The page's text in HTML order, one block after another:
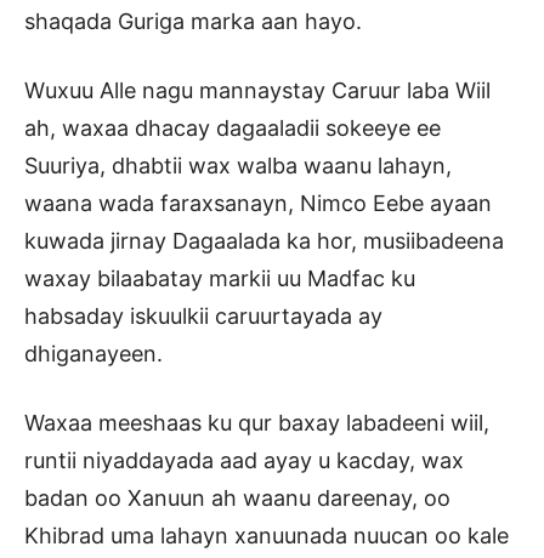
shaqada Guriga marka aan hayo.
Wuxuu Alle nagu mannaystay Caruur laba Wiil
ah, waxaa dhacay dagaaladii sokeeye ee
Suuriya, dhabtii wax walba waanu lahayn,
waana wada faraxsanayn, Nimco Eebe ayaan
kuwada jirnay Dagaalada ka hor, musiibadeena
waxay bilaabatay markii uu Madfac ku
habsaday iskuulkii caruurtayada ay
dhiganayeen.
Waxaa meeshaas ku qur baxay labadeeni wiil,
runtii niyaddayada aad ayay u kacday, wax
badan oo Xanuun ah waanu dareenay, oo
Khibrad uma lahayn xanuunada nuucan oo kale